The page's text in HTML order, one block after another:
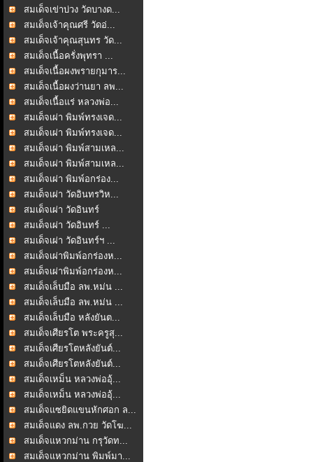
สมเด็จเข่าบ่วง วัดบางด...
สมเด็จเจ้าคุณศรี วัดอ่...
สมเด็จเจ้าคุณสุนทร วัด...
สมเด็จเนื้อครั่งพุทรา ...
สมเด็จเนื้อผงพรายกุมาร...
สมเด็จเนื้อผงว่านยา ลพ...
สมเด็จเนื้อแร่ หลวงพ่อ...
สมเด็จเผ่า พิมพ์ทรงเจด...
สมเด็จเผ่า พิมพ์ทรงเจด...
สมเด็จเผ่า พิมพ์สามเหล...
สมเด็จเผ่า พิมพ์สามเหล...
สมเด็จเผ่า พิมพ์อกร่อง...
สมเด็จเผ่า วัดอินทรวิห...
สมเด็จเผ่า วัดอินทร์
สมเด็จเผ่า วัดอินทร์ ...
สมเด็จเผ่า วัดอินทร์ฯ ...
สมเด็จเผ่าพิมพ์อกร่องห...
สมเด็จเผ่าพิมพ์อกร่องห...
สมเด็จเล็บมือ ลพ.หม่น ...
สมเด็จเล็บมือ ลพ.หม่น ...
สมเด็จเล็บมือ หลังยันต...
สมเด็จเศียรโต พระครูสุ...
สมเด็จเศียรโตหลังยันต์...
สมเด็จเศียรโตหลังยันต์...
สมเด็จเหม็น หลวงพ่ออุ้...
สมเด็จเหม็น หลวงพ่ออุ้...
สมเด็จแซยิดแขนหักศอก ล...
สมเด็จแดง ลพ.กวย วัดโฆ...
สมเด็จแหวกม่าน กรุวัดท...
สมเด็จแหวกม่าน พิมพ์มา...